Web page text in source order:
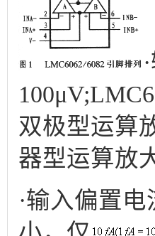
双极型运算
器型运算放
·输入偏置